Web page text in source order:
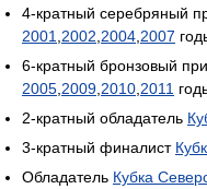
4-кратный серебряный
2001 2002 2004 2007
6-кратный бронзовый
2005 2009 2010 2011
2-кратный обладатель
3-кратный финалист
Обладатель Кубка